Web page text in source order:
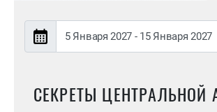
СЕКРЕТЫ ЦЕНТРАЛЬНОЙ